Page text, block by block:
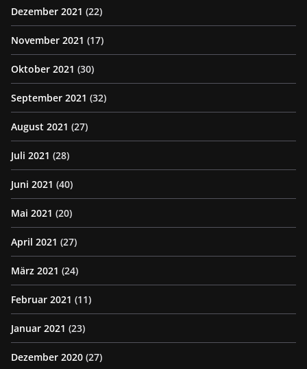
Dezember 2021 (22)
November 2021 (17)
Oktober 2021 (30)
September 2021 (32)
August 2021 (27)
Juli 2021 (28)
Juni 2021 (40)
Mai 2021 (20)
April 2021 (27)
März 2021 (24)
Februar 2021 (11)
Januar 2021 (23)
Dezember 2020 (27)